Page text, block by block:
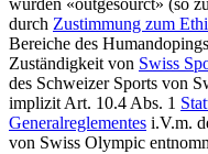
wurden «outgesourct» (so
durch Zustimmung zum
Bereiche des
Zuständigkeit von Swiss
des Schweizer Sports von
implizit Art. 10.4 Abs. 1
Generalreglementes i.V.m.
von Swiss Olympic